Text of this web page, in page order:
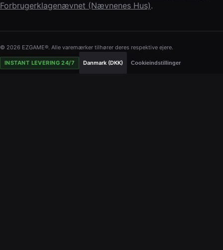
Forbrugerklagenævnet (Nævnenes Hus).
© 2026 EZGAME®. Alle varemærker tilhører deres respektive ejere.
INSTANT LEVERING 24/7 Danmark (DKK) Cookieindstillinger